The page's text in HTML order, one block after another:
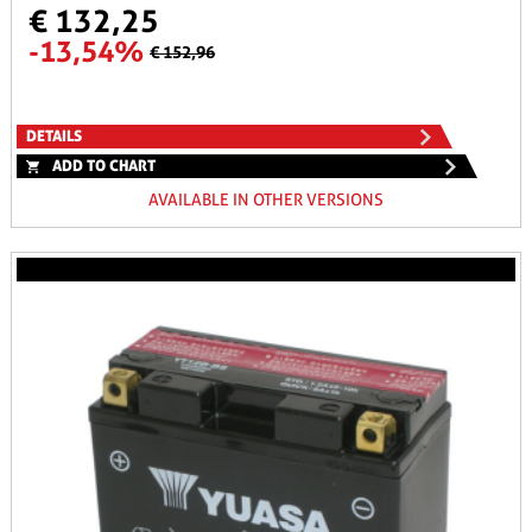
€ 132,25
-13,54% € 152,96
DETAILS
ADD TO CHART
AVAILABLE IN OTHER VERSIONS